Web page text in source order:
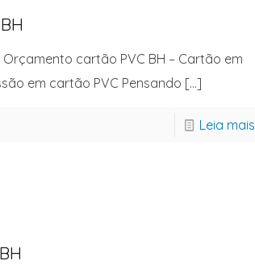
cartão PVC BH – Cartão em
em cartão PVC Pensando […]
Leia mais